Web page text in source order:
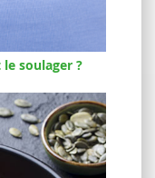
soulager ?